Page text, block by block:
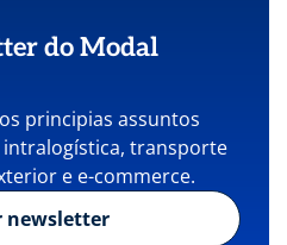
do Modal
principias assuntos
transporte
e e-commerce.
newsletter